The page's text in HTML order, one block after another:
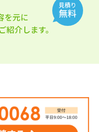
見積り
無料
を元に
介します。